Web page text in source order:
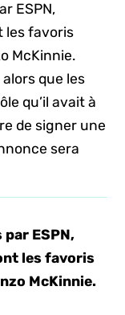
ESPN,
les favoris
McKinnie.
que les
qu’il avait à
de signer une
sera
ESPN,
les favoris
McKinnie.